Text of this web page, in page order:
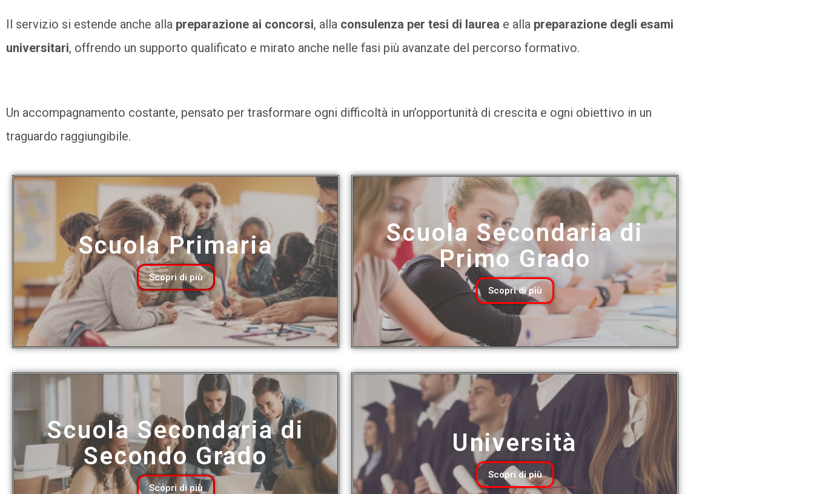
Il servizio si estende anche alla preparazione ai concorsi, alla consulenza per tesi di laurea e alla preparazione degli esami
universitari, offrendo un supporto qualificato e mirato anche nelle fasi più avanzate del percorso formativo.
Un accompagnamento costante, pensato per trasformare ogni difficoltà in un’opportunità di crescita e ogni obiettivo in un
traguardo raggiungibile.
Scuola Primaria
Scopri di più
Scuola Secondaria di
Primo Grado
Scopri di più
Scuola Secondaria di
Secondo Grado
Scopri di più
Università
Scopri di più